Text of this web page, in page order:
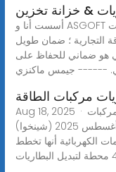
& خزانة تخزين
أسست أنا و ASGOFT تعاونًا مستقرًا ، أنا موزع محلي لنظام بطاريات
التجارية ؛ ضمان طويل
هو ضماني للحفاظ على
------ جيمس ماكنزي
Aug 18, 2025 · بكين تضيف 40 محطة لتبديل بطاريات مركبات
الطاقة الجديدة خلال العام الجاري -بكين 18 أغسطس 2025 (شينخوا)
الكهربائية أنها تخطط